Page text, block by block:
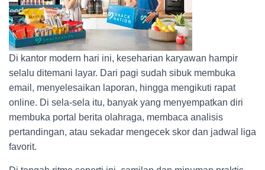
Di kantor modern hari ini, keseharian karyawan hampir
selalu ditemani layar. Dari pagi sudah sibuk membuka
email, menyelesaikan laporan, hingga mengikuti rapat
online. Di sela-sela itu, banyak yang menyempatkan diri
membuka portal berita olahraga, membaca analisis
pertandingan, atau sekadar mengecek skor dan jadwal liga
favorit.